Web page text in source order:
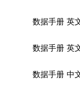
数据手册 英
数据手册 英
数据手册 中